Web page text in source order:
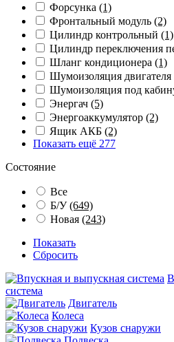
Форсунка (1)
Фронтальный модуль (2)
Цилиндр контрольный (1)
Цилиндр переключения
Шланг кондиционера (1)
Шумоизоляция двигателя
Шумоизоляция под
Энергач (5)
Энергоаккумулятор (2)
Ящик АКБ (2)
Показать ещё 277
Состояние
Все
Б/У(649)
Новая (243)
Показать
Сбросить
система
Двигатель
Колеса
Кузов снаружи